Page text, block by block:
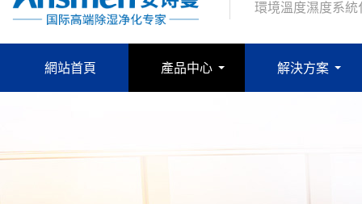
環境溫度濕度系
網站首頁 產品中心 解決方案